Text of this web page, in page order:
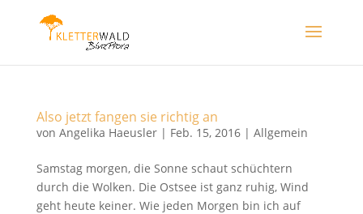
Also jetzt fangen sie richtig an
von Angelika Haeusler| Feb. 15, 2016| Allgemein
Samstag morgen, die Sonne schaut schüchtern
durch die Wolken. Die Ostsee ist ganz ruhig, Wind
geht heute keiner. Wie jeden Morgen bin ich auf